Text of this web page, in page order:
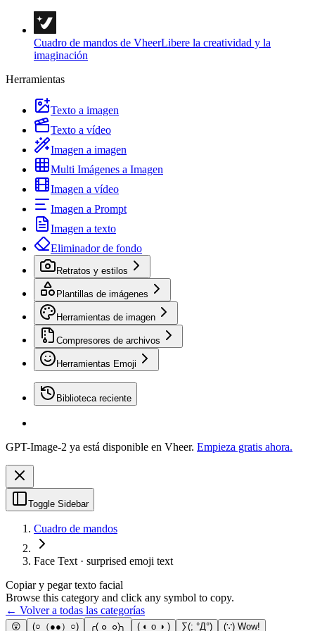
Cuadro de mandos de VheerLibere la creatividad y la
imaginación
Herramientas
Texto a imagen
Texto a vídeo
Imagen a imagen
Multi Imágenes a Imagen
Imagen a vídeo
Imagen a Prompt
Imagen a texto
Eliminador de fondo
Retratos y estilos
Plantillas de imágenes
Herramientas de imagen
Compresores de archivos
Herramientas Emoji
Biblioteca reciente
GPT-Image-2 ya está disponible en Vheer. Empieza gratis ahora.
Toggle Sidebar
Cuadro de mandos
Face Text · surprised emoji text
Copiar y pegar texto facial
Browse this category and click any symbol to copy.
← Volver a todas las categorías
😲 (○（●●）○) ╭( ๐_๐)╮ ( ◐ o ◑ ) ∑(; °Д°) (∵) Wow!